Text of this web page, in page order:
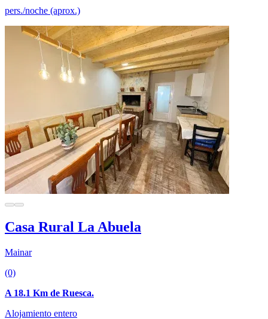
pers./noche (aprox.)
Casa Rural La Abuela
Mainar
(0)
A 18.1 Km de Ruesca.
Alojamiento entero